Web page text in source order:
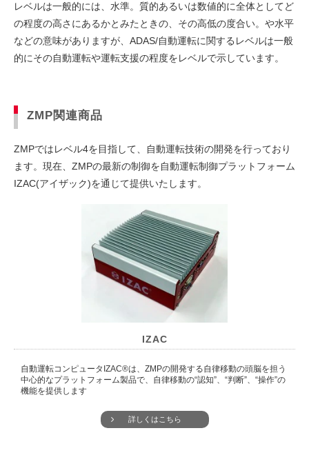
レベルは一般的には、水準。質的あるいは数値的に全体としてど
の程度の高さにあるかとみたときの、その高低の度合い。や水平
などの意味がありますが、ADAS/自動運転に関するレベルは一般
的にその自動運転や運転支援の程度をレベルで示しています。
ZMP関連商品
ZMPではレベル4を目指して、自動運転技術の開発を行っており
ます。現在、ZMPの最新の制御を自動運転制御プラットフォーム
IZAC(アイザック)を通じて提供いたします。
IZAC
自動運転コンピュータIZAC®は、ZMPの開発する自律移動の頭脳を担う
中心的なプラットフォーム製品で、自律移動の“認知”、“判断”、“操作”の
機能を提供します
詳しくはこちら